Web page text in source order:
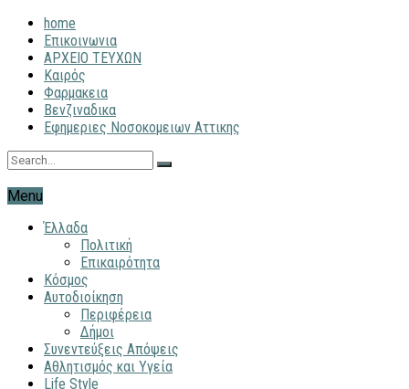
home
Επικοινωνια
ΑΡΧΕΙΟ ΤΕΥΧΩΝ
Καιρός
Φαρμακεια
Βενζιναδικα
Εφημεριες Νοσοκομειων Αττικης
Menu
Έλλαδα
Πολιτική
Επικαιρότητα
Κόσμος
Αυτοδιοίκηση
Περιφέρεια
Δήμοι
Συνεντεύξεις Απόψεις
Αθλητισμός και Υγεία
Life Style